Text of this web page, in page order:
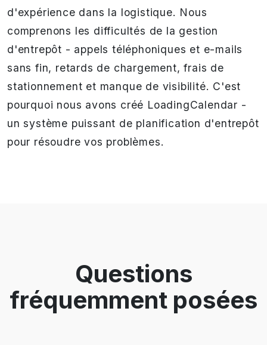
d'expérience dans la logistique. Nous
comprenons les difficultés de la gestion
d'entrepôt - appels téléphoniques et e-mails
sans fin, retards de chargement, frais de
stationnement et manque de visibilité. C'est
pourquoi nous avons créé LoadingCalendar -
un système puissant de planification d'entrepôt
pour résoudre vos problèmes.
Questions
fréquemment posées